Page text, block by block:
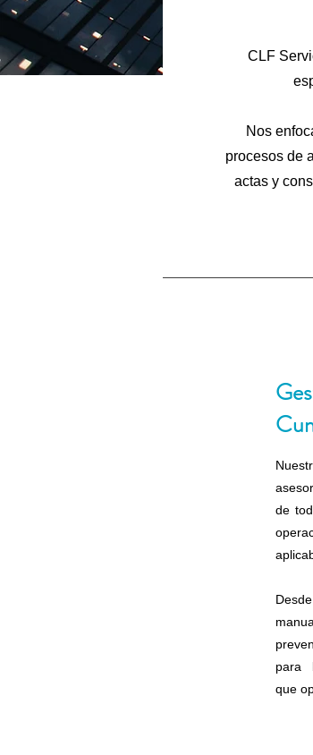
CLF
Nos
procesos de
actas y
de
para
que